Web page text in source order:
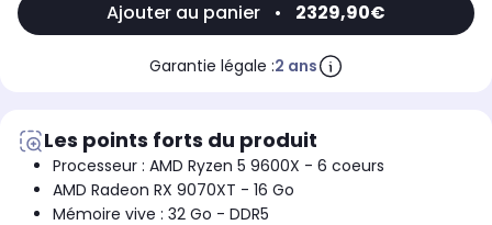
Ajouter au panier • 2329,90€
Garantie légale :2 ans
Les points forts du produit
Processeur : AMD Ryzen 5 9600X - 6 coeurs
AMD Radeon RX 9070XT - 16 Go
Mémoire vive : 32 Go - DDR5